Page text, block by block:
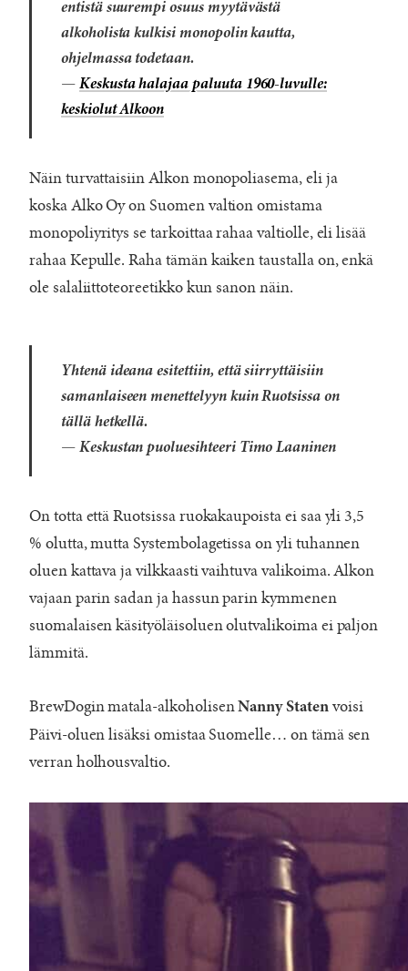
entistä suurempi osuus myytävästä
alkoholista kulkisi monopolin kautta,
ohjelmassa todetaan.
— Keskusta halajaa paluuta 1960-luvulle:
keskiolut Alkoon
Näin turvattaisiin Alkon monopoliasema, eli ja
koska Alko Oy on Suomen valtion omistama
monopoliyritys se tarkoittaa rahaa valtiolle, eli lisää
rahaa Kepulle. Raha tämän kaiken taustalla on, enkä
ole salaliittoteoreetikko kun sanon näin.
Yhtenä ideana esitettiin, että siirryttäisiin
samanlaiseen menettelyyn kuin Ruotsissa on
tällä hetkellä.
— Keskustan puoluesihteeri Timo Laaninen
On totta että Ruotsissa ruokakaupoista ei saa yli 3,5
% olutta, mutta Systembolagetissa on yli tuhannen
oluen kattava ja vilkkaasti vaihtuva valikoima. Alkon
vajaan parin sadan ja hassun parin kymmenen
suomalaisen käsityöläisoluen olutvalikoima ei paljon
lämmitä.
BrewDogin matala-alkoholisenNanny Statenvoisi
Päivi-oluen lisäksi omistaa Suomelle… on tämä sen
verran holhousvaltio.